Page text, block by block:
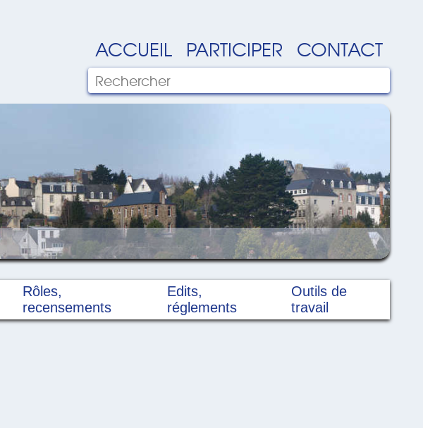
ACCUEIL PARTICIPER CONTACT
Rôles,
recensements
Edits,
réglements
Outils de
travail